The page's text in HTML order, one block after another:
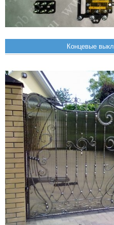
Концевые